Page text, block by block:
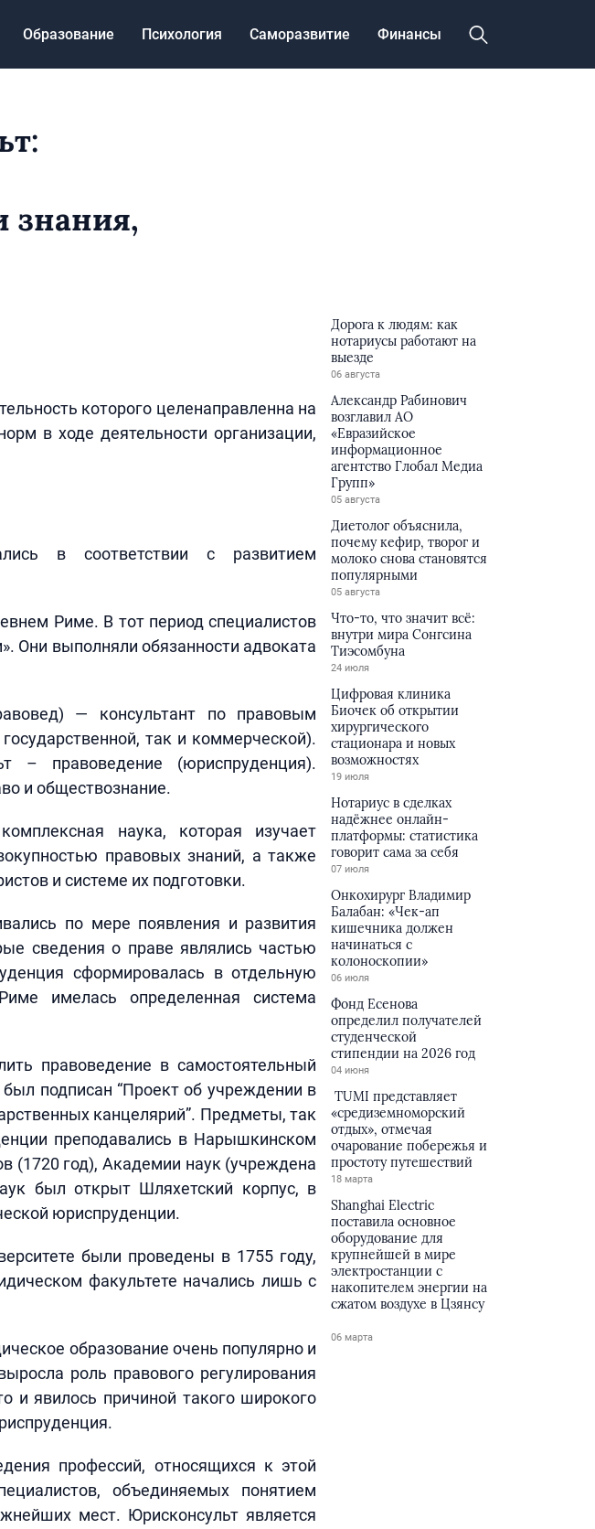
Образование Психология Саморазвитие Финансы
знания,
которого целенаправленна на
в ходе деятельности организации,
в соответствии с развитием
Риме. В тот период специалистов
Они выполняли обязанности адвоката
— консультант по правовым
так и коммерческой).
– правоведение (юриспруденция).
и обществознание.
наука, которая изучает
правовых знаний, а также
и системе их подготовки.
по мере появления и развития
сведения о праве являлись частью
сформировалась в отдельную
имелась определенная система
правоведение в самостоятельный
подписан “Проект об учреждении в
канцелярий”. Предметы, так
преподавались в Нарышкинском
(1720 год), Академии наук (учреждена
был открыт Шляхетский корпус, в
юриспруденции.
были проведены в 1755 году,
факультете начались лишь с
образование очень популярно и
роль правового регулирования
и явилось причиной такого широкого
профессий, относящихся к этой
объединяемых понятием
мест. Юрисконсульт является
Дорога к людям: как
нотариусы работают на
выезде
06 августа
Александр Рабинович
возглавил АО
«Евразийское
информационное
агентство Глобал Медиа
Групп»
05 августа
Диетолог объяснила,
почему кефир, творог и
молоко снова становятся
популярными
05 августа
Что-то, что значит всё:
внутри мира Сонгсина
Тиэсомбуна
24 июля
Цифровая клиника
Биочек об открытии
хирургического
стационара и новых
возможностях
19 июля
Нотариус в сделках
надёжнее онлайн-
платформы: статистика
говорит сама за себя
07 июля
Онкохирург Владимир
Балабан: «Чек-ап
кишечника должен
начинаться с
колоноскопии»
06 июля
Фонд Есенова
определил получателей
студенческой
стипендии на 2026 год
04 июня
TUMI представляет
«средиземноморский
отдых», отмечая
очарование побережья и
простоту путешествий
18 марта
Shanghai Electric
поставила основное
оборудование для
крупнейшей в мире
электростанции с
накопителем энергии на
сжатом воздухе в Цзянсу
06 марта